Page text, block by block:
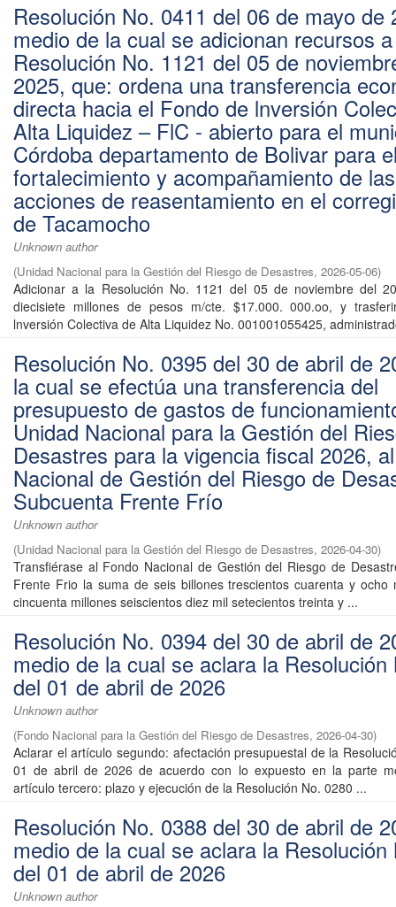
Resolución No. 0411 del 06 de mayo de
medio de la cual se adicionan recursos
Resolución No. 1121 del 05 de
2025, que: ordena una transferencia
directa hacia el Fondo de lnversión
Alta Liquidez – FlC - abierto para el
Córdoba departamento de Bolivar para
fortalecimiento y acompañamiento de las
acciones de reasentamiento en el
de Tacamocho
Unknown author
(Unidad Nacional para la Gestión del Riesgo de Desastres, 2026-05-06)
Adicionar a la Resolución No. 1121 del 05 de noviembre del
diecisiete millones de pesos m/cte. $17.000. 000.oo, y
lnversión Colectiva de Alta Liquidez No. 001001055425,
Resolución No. 0395 del 30 de abril de
la cual se efectúa una transferencia del
presupuesto de gastos de
Unidad Nacional para la Gestión del
Desastres para la vigencia fiscal 2026,
Nacional de Gestión del Riesgo de
Subcuenta Frente Frío
Unknown author
(Unidad Nacional para la Gestión del Riesgo de Desastres, 2026-04-30)
Transfiérase al Fondo Nacional de Gestión del Riesgo de
Frente Frio la suma de seis billones trescientos cuarenta y ocho
cincuenta millones seiscientos diez mil setecientos treinta y ...
Resolución No. 0394 del 30 de abril de
medio de la cual se aclara la Resolución
del 01 de abril de 2026
Unknown author
(Fondo Nacional para la Gestión del Riesgo de Desastres, 2026-04-30)
Aclarar el artículo segundo: afectación presupuestal de la
01 de abril de 2026 de acuerdo con lo expuesto en la parte
artículo tercero: plazo y ejecución de la Resolución No. 0280 ...
Resolución No. 0388 del 30 de abril de
medio de la cual se aclara la Resolución
del 01 de abril de 2026
Unknown author